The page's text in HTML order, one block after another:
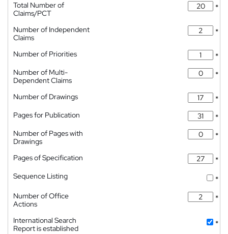
Total Number of
Claims/PCT
*
Number of Independent
Claims
*
Number of Priorities
*
Number of Multi-
Dependent Claims
*
Number of Drawings
*
Pages for Publication
*
Number of Pages with
Drawings
*
Pages of Specification
*
Sequence Listing
*
Number of Office
Actions
*
International Search
Report is established
*